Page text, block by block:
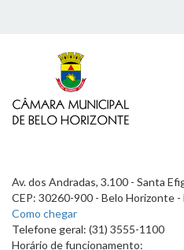
Av. dos Andradas, 3.100 - Santa
CEP: 30260-900 - Belo Horizonte -
Como chegar
Telefone geral: (31) 3555-1100
Horário de funcionamento: